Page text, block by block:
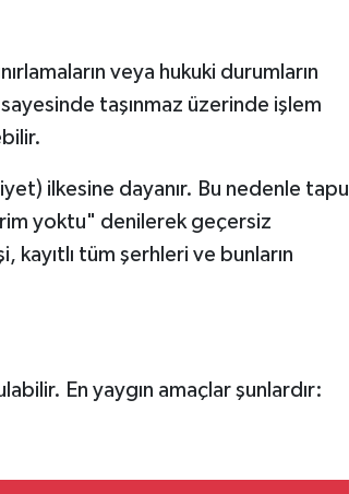
veya hukuki durumların
taşınmaz üzerinde işlem
ilkesine dayanır. Bu nedenle tapu
yoktu" denilerek geçersiz
kayıtlı tüm şerhleri ve bunların
En yaygın amaçlar şunlardır: